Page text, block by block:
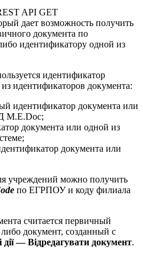
API GET
дает возможность получить
документа по
идентификатору одной из
идентификатор
идентификаторов документа:
идентификатор документа или
M.E.Doc;
документа или одной из
документа или
учреждений можно получить
по ЕГРПОУ и коду филиала
считается первичный
документ, созданный с
дії — Відредагувати документ.